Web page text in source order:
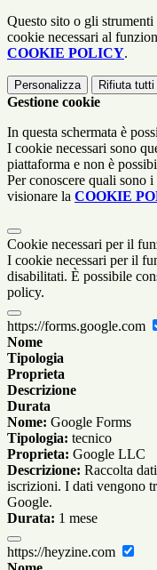
Questo sito o gli
cookie necessari al
COOKIE POLICY.
Personalizza Rifiuta tutti
Gestione cookie
In questa schermata è
I cookie necessari sono
piattaforma e non è
Per conoscere quali sono
visionare la COOKIE
Cookie necessari per il
I cookie necessari per il
disabilitati. È possibile
policy.
https://forms.google.com
Nome
Tipologia
Proprieta
Descrizione
Durata
Nome: Google Forms
Tipologia: tecnico
Proprieta: Google LLC
Descrizione: Raccolta
iscrizioni. I dati vengono
Google.
Durata: 1 mese
https://heyzine.com